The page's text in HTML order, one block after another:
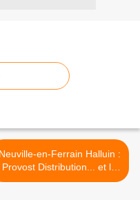
Neuville-en-Ferrain Halluin :
Provost Distribution... et le
E-Commerce (Janv. 2021).